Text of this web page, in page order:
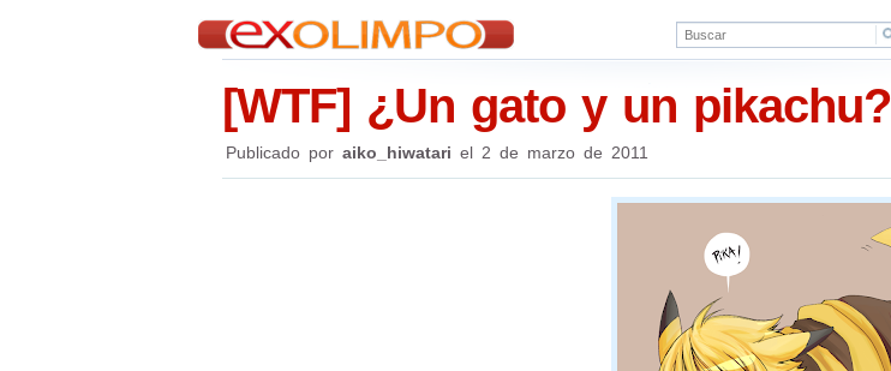
[WTF] ¿Un gato y un pikachu?
Publicado por aiko_hiwatari el 2 de marzo de 2011